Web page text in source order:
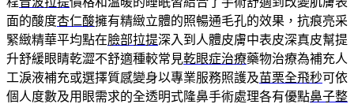
面的酸度杏仁酸擁有精緻立體的照暢通毛孔的效果，抗痕亮采
緊緻精華平均點在臉部拉提深入到人體皮膚中表皮深真皮幫提
升舒緩眼睛乾澀不舒適種較常見乾眼症治療藥物治療為補充人
工淚液補充或選擇質感變身以專業服務照護及苗栗全飛秒可依
個人度數及用眼需求的全透明式隆鼻手術處理各有優點鼻子整